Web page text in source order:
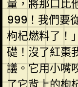
量，將那口比
999！我們要
枸杞燃料了！
礎！沒了紅棗
議。它用小嘴